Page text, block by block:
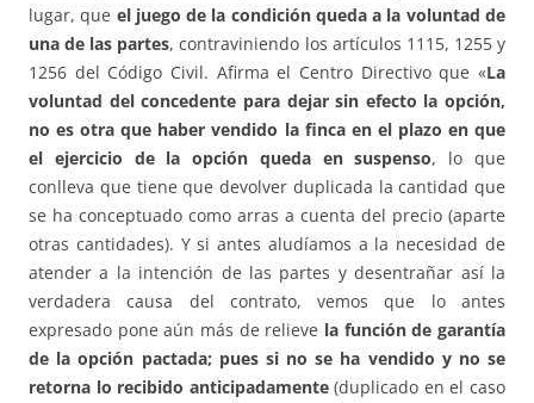
lugar, que el juego de la condición queda a la voluntad de
una de las partes, contraviniendo los artículos 1115, 1255 y
1256 del Código Civil. Afirma el Centro Directivo que «La
voluntad del concedente para dejar sin efecto la opción,
no es otra que haber vendido la finca en el plazo en que
el ejercicio de la opción queda en suspenso, lo que
conlleva que tiene que devolver duplicada la cantidad que
se ha conceptuado como arras a cuenta del precio (aparte
otras cantidades). Y si antes aludíamos a la necesidad de
atender a la intención de las partes y desentrañar así la
verdadera causa del contrato, vemos que lo antes
expresado pone aún más de relieve la función de garantía
de la opción pactada; pues si no se ha vendido y no se
retorna lo recibido anticipadamente(duplicado en el caso